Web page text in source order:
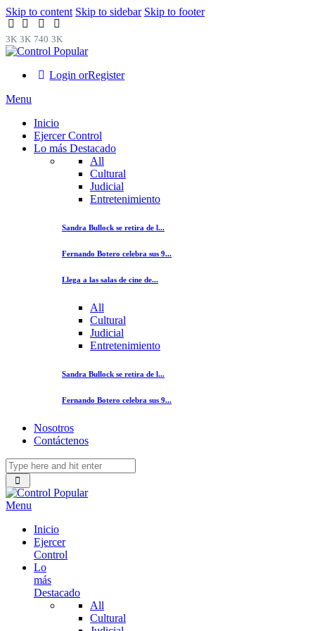
Skip to content Skip to sidebar Skip to footer
3K 3K 740 3K
Login orRegister
Menu
Inicio
Ejercer Control
Lo más Destacado
All
Cultural
Judicial
Entretenimiento
Sandra Bullock se retira de l...
Fernando Botero celebra sus 9...
Llega a las salas de cine de...
All
Cultural
Judicial
Entretenimiento
Sandra Bullock se retira de l...
Fernando Botero celebra sus 9...
Nosotros
Contáctenos
Menu
Inicio
Ejercer
Control
Lo
más
Destacado
All
Cultural